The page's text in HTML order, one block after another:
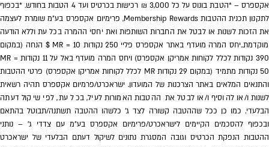
אקספרס – *הטבת בונוס על כל 3,000 ₪ רכישות בכרטיס ועד 4 הטבות בחודש. *בכפוף
לתקנון תכנית ההטבות Membership Rewards, פרימיום אקספרס בע״מ שומרת לעצמה
את הזכות לשנות או לבטל את החברות השותפות ואת יחסי ההמרה בכל עת וללא הודעה
מוקדמת..יחס המרה מועדף באתר אקספרס פליי 250 נקודות MR = 10 $ הנחה (במקום
390 נקודות לכלל לקוחות אמריקן אקספרס) ויחס המרה מועדף באל על 11 נקודות MR =
50 נקודות מתמיד (במקום 29 נקודות MR לכלל לקוחות אמריקן אקספרס) פרטי ההטבות
והתנאים המלאים באתר הצרכנות של המועדון. ישראכרט/פרמיום אקספרס תהיה רשאית
לשנות ו/או להוסיף ו/או לבטל את ההטבות האמורות לעיל, בכל עת, לפי שיקול דעתה
הבלעדי. כמו כן ככל שההטבה קשורה לצד ג' כלשהו ההטבה תשתנה/תבוטל בהתאם
ובכפוף להסכמים הקיימים לישראכרט/פרימיום אקספרס בע״מ עם צדדי ג' – נותני
ההטבות הנפקת הכרטיס וגובה המסגרת נתונים לשיקול דעתם הבלעדי של ישראכרט